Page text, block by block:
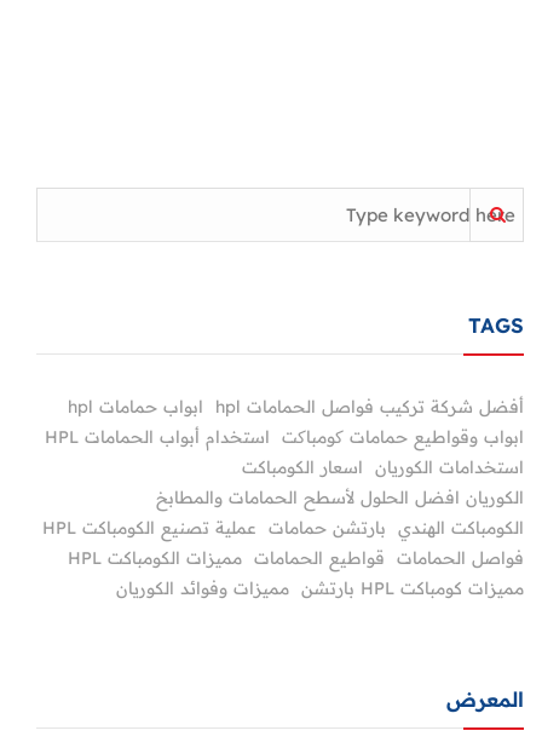
TAGS
أفضل شركة تركيب فواصل الحمامات hpl
ابواب حمامات hpl
ابواب وقواطيع حمامات کومباکت
استخدام أبواب الحمامات HPL
استخدامات الكوريان
اسعار الكومباكت
الكوريان افضل الحلول لأسطح الحمامات والمطابخ
الكومباكت الهندي
بارتشن حمامات
عملية تصنيع الكومباكت HPL
فواصل الحمامات
قواطيع الحمامات مميزات الكومباكت HPL
مميزات كومباكت HPL بارتشن
مميزات وفوائد الكوريان
المعرض